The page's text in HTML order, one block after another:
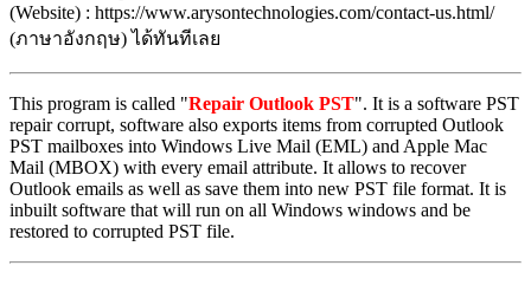
(Website) : https://www.arysontechnologies.com/contact-us.html/
(ภาษาอังกฤษ) ได้ทันทีเลย
This program is called "Repair Outlook PST". It is a software PST
repair corrupt, software also exports items from corrupted Outlook
PST mailboxes into Windows Live Mail (EML) and Apple Mac
Mail (MBOX) with every email attribute. It allows to recover
Outlook emails as well as save them into new PST file format. It is
inbuilt software that will run on all Windows windows and be
restored to corrupted PST file.